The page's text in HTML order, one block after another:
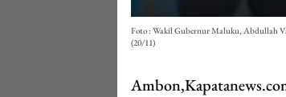
Foto : Wakil Gubernur Maluku, Abdullah
(20/11)